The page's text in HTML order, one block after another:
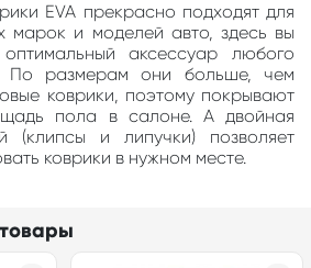
EVA прекрасно подходят для
марок и моделей авто, здесь вы
аксессуар любого
По размерам они больше, чем
коврики, поэтому покрывают
пола в салоне. А двойная
(клипсы и липучки) позволяет
коврики в нужном месте.